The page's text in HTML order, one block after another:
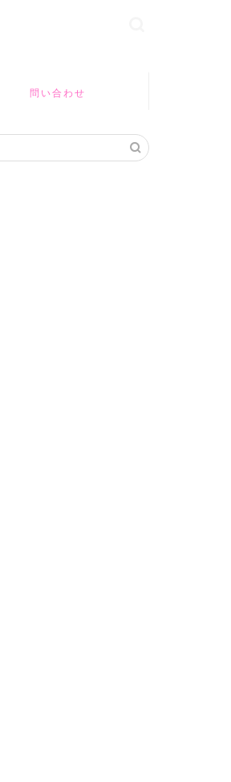
問い合わせ